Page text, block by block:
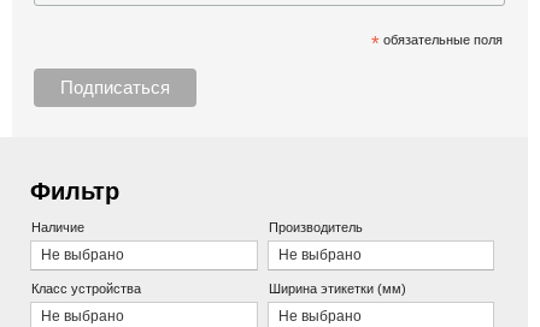
Фильтр
Наличие
Не выбрано
Производитель
Не выбрано
Класс устройства
Не выбрано
Ширина этикетки (мм)
Не выбрано
*обязательные поля